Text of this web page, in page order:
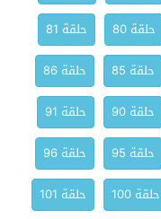
حلقة 80
حلقة 81
حلقة 85
حلقة 86
حلقة 90
حلقة 91
حلقة 95
حلقة 96
حلقة 100
حلقة 101